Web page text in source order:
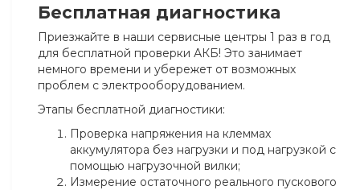
Бесплатная диагностика
Приезжайте в наши сервисные центры 1 раз в год
для бесплатной проверки АКБ! Это занимает
немного времени и убережет от возможных
проблем с электрооборудованием.
Этапы бесплатной диагностики:
Проверка напряжения на клеммах
аккумулятора без нагрузки и под нагрузкой с
помощью нагрузочной вилки;
Измерение остаточного реального пускового